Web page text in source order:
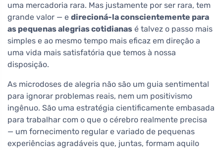
uma mercadoria rara. Mas justamente por ser rara, tem
grande valor — e direcioná-la conscientemente para
as pequenas alegrias cotidianas é talvez o passo mais
simples e ao mesmo tempo mais eficaz em direção a
uma vida mais satisfatória que temos à nossa
disposição.
As microdoses de alegria não são um guia sentimental
para ignorar problemas reais, nem um positivismo
ingênuo. São uma estratégia cientificamente embasada
para trabalhar com o que o cérebro realmente precisa
— um fornecimento regular e variado de pequenas
experiências agradáveis que, juntas, formam aquilo